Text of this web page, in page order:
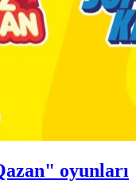
oyunları